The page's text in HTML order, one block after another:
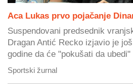
Aca Lukas prvo pojačanje
Suspendovani predsednik
Dragan Antić Recko izjavio je
godine da će "pokušati da
Sportski žurnal